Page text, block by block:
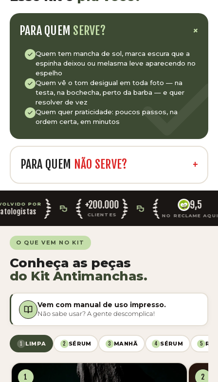
PARA QUEM SERVE? +
Quem tem mancha de sol, marca escura que a
espinha deixou ou melasma leve aparecendo no
espelho
Quem vê o tom desigual em toda foto — na
testa, na bochecha, perto da barba — e quer
resolver de vez
Quem quer praticidade: poucos passos, na
ordem certa, em minutos
PARA QUEM NÃO SERVE? +
+200.000
CLIENTES
9,5
NO RECLAME AQUI
O QUE VEM NO KIT
Conheça as peças
do Kit Antimanchas.
Vem com manual de uso impresso.
Não sabe usar? A gente descomplica!
1 LIMPA 2 SÉRUM 3 MANHÃ 4 SÉRUM 5
1 2